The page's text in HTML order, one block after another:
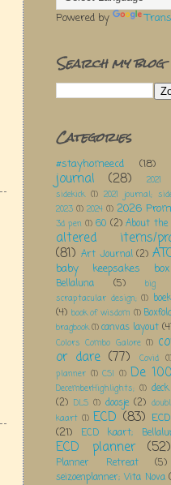
Powered by
Search my blog
Categories
#stayhomeecd (18)
journal (28)
2021
sidekick (1) 2021 journal;
2023 (1) 2024 (1) 2026
3d pen (1) 60 (2) About the
altered items/
(81) Art Journal (2)
baby keepsakes box
Bellaluna (5)
big
scraptacular design; (1)
(4) book of wisdom (1)
bragbook(1)canvas layout
Colors Combo Galore (1)
or dare (77) Covid
planner (1) CSI (1) De 100
DecemberHighlights; (1)
(2) DLS (1) doosje (2)
kaart (1) ECD (83)
(21)
ECD kaart;
ECD planner (52)
Planner Retreat
(5)
seizoenplanner; Vita Nova